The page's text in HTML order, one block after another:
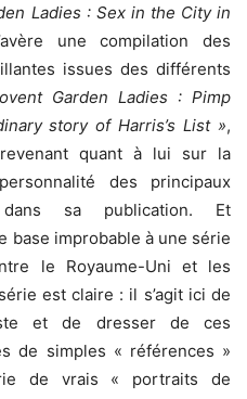
Ladies : Sex in the City in
une compilation des
issues des différents
Garden Ladies : Pimp
story of Harris’s List »,
quant à lui sur la
des principaux
dans sa publication. Et
base improbable à une série
le Royaume-Uni et les
est claire : il s’agit ici de
et de dresser de ces
de simples « références »
de vrais « portraits de